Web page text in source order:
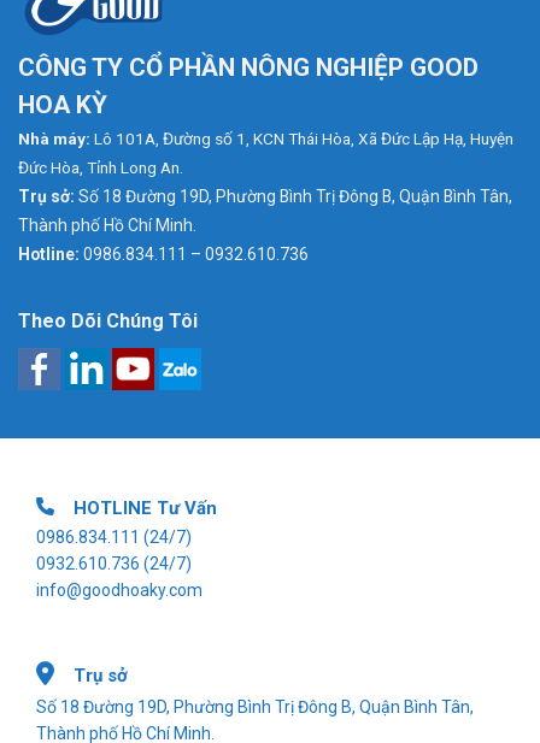
CÔNG TY CỔ PHẦN NÔNG NGHIỆP GOOD
HOA KỲ
Nhà máy: Lô 101A, Đường số 1, KCN Thái Hòa, Xã Đức Lập Hạ, Huyện
Đức Hòa, Tỉnh Long An.
Trụ sở: Số 18 Đường 19D, Phường Bình Trị Đông B, Quận Bình Tân,
Thành phố Hồ Chí Minh.
Hotline: 0986.834.111 – 0932.610.736
Theo Dõi Chúng Tôi
HOTLINE Tư Vấn
0986.834.111 (24/7)
0932.610.736 (24/7)
info@goodhoaky.com
Trụ sở
Số 18 Đường 19D, Phường Bình Trị Đông B, Quận Bình Tân,
Thành phố Hồ Chí Minh.